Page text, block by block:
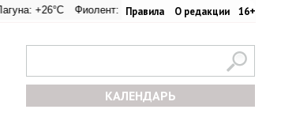
Правила О редакции 16+
Фиолент: +25.9°C Казачья бухта: +25.9°C
Евпатория: +24°C Керчь: +30.6°C Никитский сад:
КАЛЕНДАРЬ